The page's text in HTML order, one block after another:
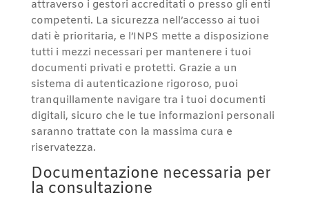
attraverso i gestori accreditati o presso gli enti
competenti. La sicurezza nell’accesso ai tuoi
dati è prioritaria, e l’INPS mette a disposizione
tutti i mezzi necessari per mantenere i tuoi
documenti privati e protetti. Grazie a un
sistema di autenticazione rigoroso, puoi
tranquillamente navigare tra i tuoi documenti
digitali, sicuro che le tue informazioni personali
saranno trattate con la massima cura e
riservatezza.
Documentazione necessaria per
la consultazione